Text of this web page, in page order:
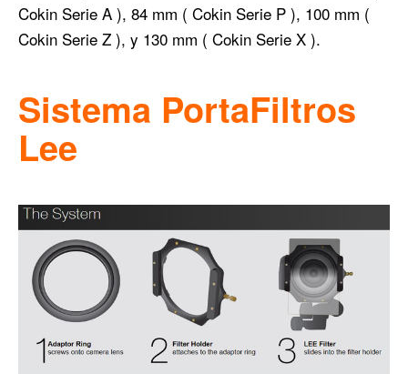
Cokin Serie A ), 84 mm ( Cokin Serie P ), 100 mm (
Cokin Serie Z ), y 130 mm ( Cokin Serie X ).
Sistema PortaFiltros
Lee